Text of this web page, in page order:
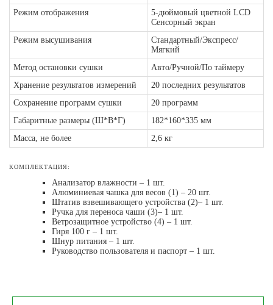
Режим отображения
5-дюймовый цветной LCD
Сенсорный экран
Режим высушивания
Стандартный/Экспресс/
Мягкий
Метод остановки сушки
Авто/Ручной/По таймеру
Хранение результатов измерений
20 последних результатов
Сохранение программ сушки
20 программ
Габаритные размеры (Ш*В*Г)
182*160*335 мм
Масса, не более
2,6 кг
КОМПЛЕКТАЦИЯ:
Анализатор влажности – 1 шт.
Алюминиевая чашка для весов (1) – 20 шт.
Штатив взвешивающего устройства (2)– 1 шт.
Ручка для переноса чаши (3)– 1 шт.
Ветрозащитное устройство (4) – 1 шт.
Гиря 100 г – 1 шт.
Шнур питания – 1 шт.
Руководство пользователя и паспорт – 1 шт.